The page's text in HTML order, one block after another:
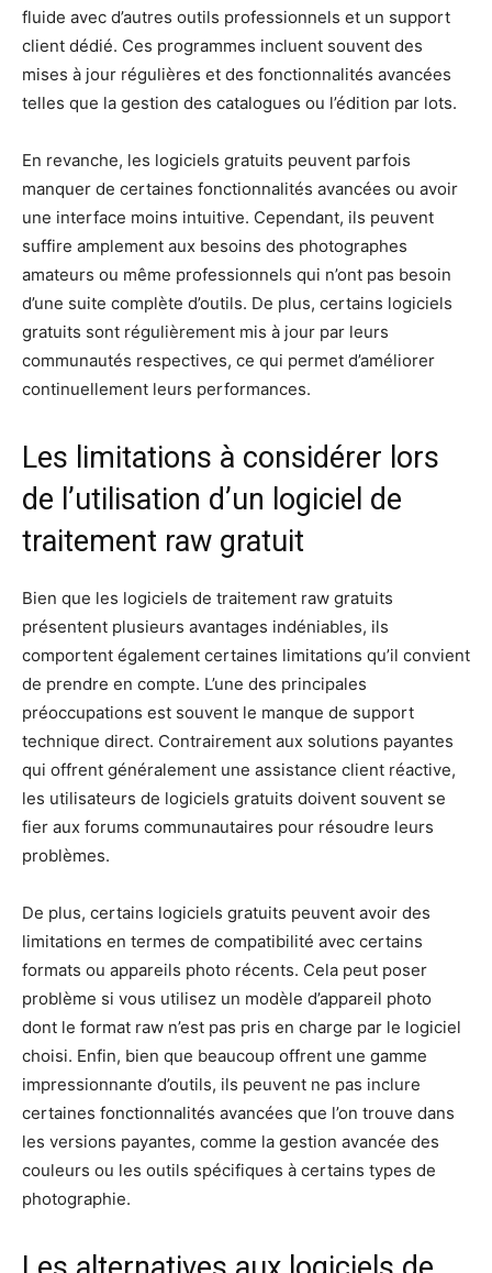
fluide avec d’autres outils professionnels et un support
client dédié. Ces programmes incluent souvent des
mises à jour régulières et des fonctionnalités avancées
telles que la gestion des catalogues ou l’édition par lots.
En revanche, les logiciels gratuits peuvent parfois
manquer de certaines fonctionnalités avancées ou avoir
une interface moins intuitive. Cependant, ils peuvent
suffire amplement aux besoins des photographes
amateurs ou même professionnels qui n’ont pas besoin
d’une suite complète d’outils. De plus, certains logiciels
gratuits sont régulièrement mis à jour par leurs
communautés respectives, ce qui permet d’améliorer
continuellement leurs performances.
Les limitations à considérer lors
de l’utilisation d’un logiciel de
traitement raw gratuit
Bien que les logiciels de traitement raw gratuits
présentent plusieurs avantages indéniables, ils
comportent également certaines limitations qu’il convient
de prendre en compte. L’une des principales
préoccupations est souvent le manque de support
technique direct. Contrairement aux solutions payantes
qui offrent généralement une assistance client réactive,
les utilisateurs de logiciels gratuits doivent souvent se
fier aux forums communautaires pour résoudre leurs
problèmes.
De plus, certains logiciels gratuits peuvent avoir des
limitations en termes de compatibilité avec certains
formats ou appareils photo récents. Cela peut poser
problème si vous utilisez un modèle d’appareil photo
dont le format raw n’est pas pris en charge par le logiciel
choisi. Enfin, bien que beaucoup offrent une gamme
impressionnante d’outils, ils peuvent ne pas inclure
certaines fonctionnalités avancées que l’on trouve dans
les versions payantes, comme la gestion avancée des
couleurs ou les outils spécifiques à certains types de
photographie.